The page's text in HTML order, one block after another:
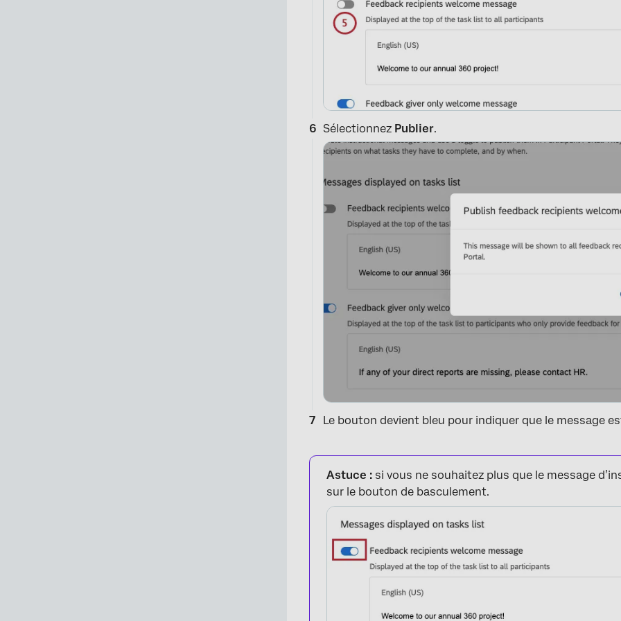
Sélectionnez Publier.
Le bouton devient bleu pour indiquer que le message
Astuce : si vous ne souhaitez plus que le message
sur le bouton de basculement.